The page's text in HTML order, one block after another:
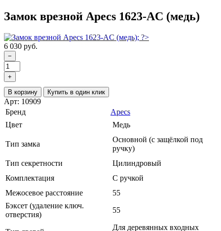
Замок врезной Apecs 1623-AC (медь)
6 030 руб.
−
+
В корзину Купить в один клик
Арт: 10909
Бренд
Apecs
Цвет
Медь
Тип замка
Основной (с защёлкой под
ручку)
Тип секретности
Цилиндровый
Комплектация
С ручкой
Межосевое расстояние
55
Бэксет (удаление ключ.
отверстия)
55
Для деревянных входных